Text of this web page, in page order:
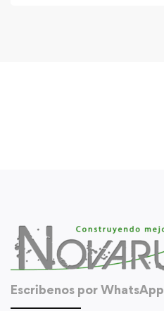
Escribenos por WhatsApp